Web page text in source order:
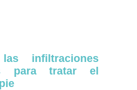
infiltraciones
para tratar el